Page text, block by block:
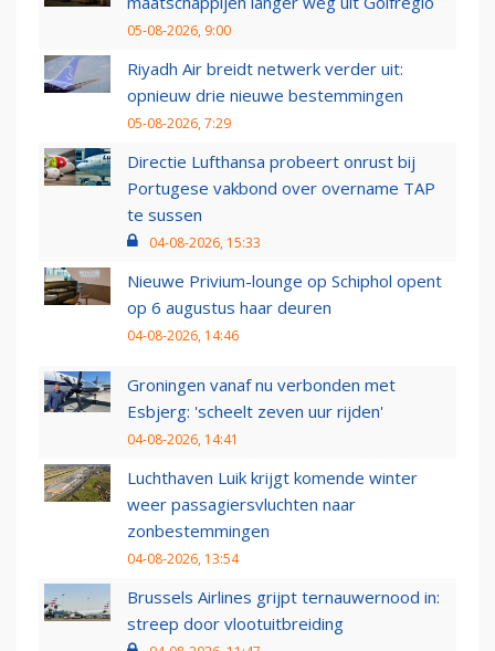
05-08-2026, 9:00
Riyadh Air breidt netwerk verder uit:
opnieuw drie nieuwe bestemmingen
05-08-2026, 7:29
Directie Lufthansa probeert onrust bij
Portugese vakbond over overname TAP
te sussen
04-08-2026, 15:33
Nieuwe Privium-lounge op Schiphol opent
op 6 augustus haar deuren
04-08-2026, 14:46
Groningen vanaf nu verbonden met
Esbjerg: 'scheelt zeven uur rijden'
04-08-2026, 14:41
Luchthaven Luik krijgt komende winter
weer passagiersvluchten naar
zonbestemmingen
04-08-2026, 13:54
Brussels Airlines grijpt ternauwernood in:
streep door vlootuitbreiding